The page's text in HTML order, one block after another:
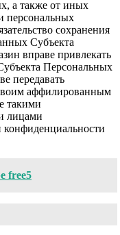
а также от иных
персональных
сохранения
Субъекта
вправе привлекать
Персональных
передавать
аффилированным
такими
лицами
конфиденциальности
free5